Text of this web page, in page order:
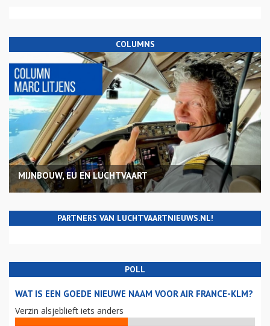
COLUMNS
MIJNBOUW, EU EN LUCHTVAART
PARTNERS VAN LUCHTVAARTNIEUWS.NL!
POLL
WAT IS EEN GOEDE NIEUWE NAAM VOOR AIR FRANCE-KLM?
Verzin alsjeblieft iets anders